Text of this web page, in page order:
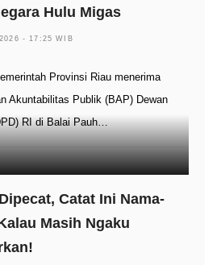
Hulu Migas
- 17:25 WIB
Provinsi Riau menerima
Akuntabilitas Publik (BAP) Dewan
RI di Balai Pauh…
Catat Ini Nama-
Masih Ngaku